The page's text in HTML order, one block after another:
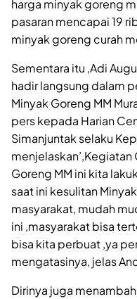
harga minyak goreng
pasaran mencapai 19
minyak goreng curah
Sementara itu ,Adi
hadir langsung dalam
Minyak Goreng MM
pers kepada Harian
Simanjuntak selaku
menjelaskan’,Kegiatan
Goreng MM ini kita
saat ini kesulitan
masyarakat, mudah
ini ,masyarakat bisa
bisa kita perbuat ,ya
mengatasinya, jelas
Dirinya juga